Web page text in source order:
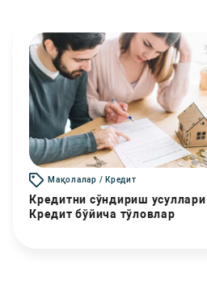
Мақолалар / Кредит
Кредитни сўндириш усуллари |
Кредит бўйича тўловлар